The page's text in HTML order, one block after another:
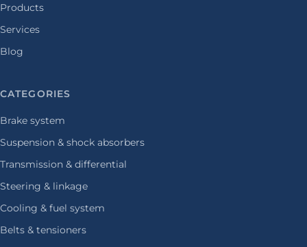
Products
Services
Blog
CATEGORIES
Brake system
Suspension & shock absorbers
Transmission & differential
Steering & linkage
Cooling & fuel system
Belts & tensioners